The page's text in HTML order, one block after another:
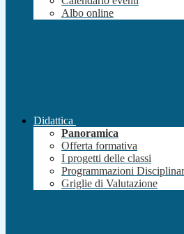
Albo online
Didattica
Panoramica
Offerta formativa
I progetti delle classi
Programmazioni
Griglie di Valutazione